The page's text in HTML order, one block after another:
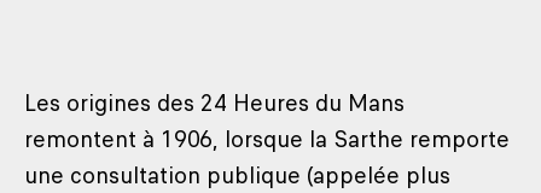
Les origines des 24 Heures du Mans
remontent à 1906, lorsque la Sarthe remporte
une consultation publique (appelée plus